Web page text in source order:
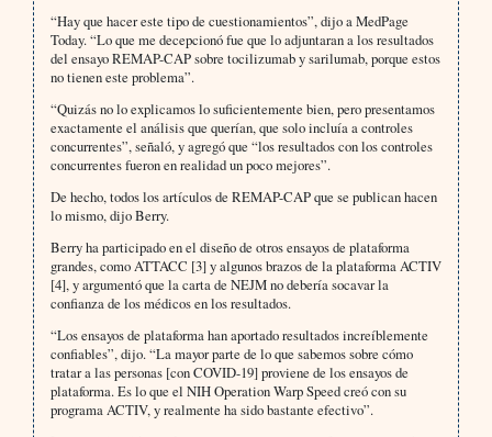
“Hay que hacer este tipo de cuestionamientos”, dijo a MedPage
Today. “Lo que me decepcionó fue que lo adjuntaran a los resultados
del ensayo REMAP-CAP sobre tocilizumab y sarilumab, porque estos
no tienen este problema”.
“Quizás no lo explicamos lo suficientemente bien, pero presentamos
exactamente el análisis que querían, que solo incluía a controles
concurrentes”, señaló, y agregó que “los resultados con los controles
concurrentes fueron en realidad un poco mejores”.
De hecho, todos los artículos de REMAP-CAP que se publican hacen
lo mismo, dijo Berry.
Berry ha participado en el diseño de otros ensayos de plataforma
grandes, como ATTACC [3] y algunos brazos de la plataforma ACTIV
[4], y argumentó que la carta de NEJM no debería socavar la
confianza de los médicos en los resultados.
“Los ensayos de plataforma han aportado resultados increíblemente
confiables”, dijo. “La mayor parte de lo que sabemos sobre cómo
tratar a las personas [con COVID-19] proviene de los ensayos de
plataforma. Es lo que el NIH Operation Warp Speed creó con su
programa ACTIV, y realmente ha sido bastante efectivo”.